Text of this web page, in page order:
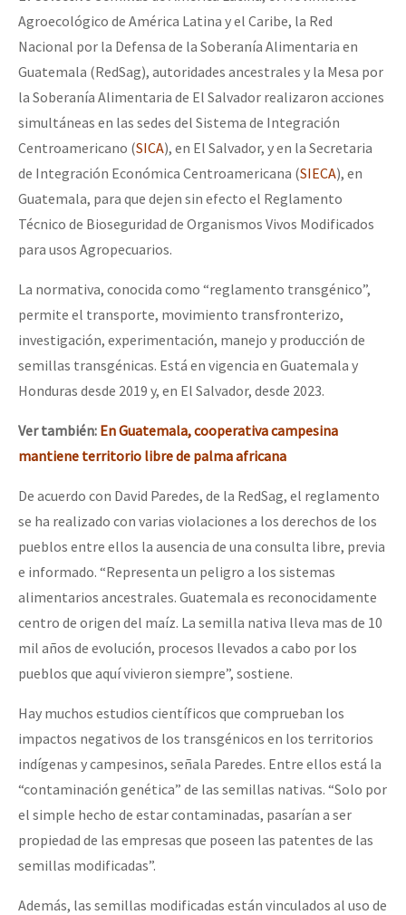
Agroecológico de América Latina y el Caribe, la Red
Nacional por la Defensa de la Soberanía Alimentaria en
Guatemala (RedSag), autoridades ancestrales y la Mesa por
la Soberanía Alimentaria de El Salvador realizaron acciones
simultáneas en las sedes del Sistema de Integración
Centroamericano (SICA), en El Salvador, y en la Secretaria
de Integración Económica Centroamericana (SIECA), en
Guatemala, para que dejen sin efecto el Reglamento
Técnico de Bioseguridad de Organismos Vivos Modificados
para usos Agropecuarios.
La normativa, conocida como “reglamento transgénico”,
permite el transporte, movimiento transfronterizo,
investigación, experimentación, manejo y producción de
semillas transgénicas. Está en vigencia en Guatemala y
Honduras desde 2019 y, en El Salvador, desde 2023.
Ver también: En Guatemala, cooperativa campesina
mantiene territorio libre de palma africana
De acuerdo con David Paredes, de la RedSag, el reglamento
se ha realizado con varias violaciones a los derechos de los
pueblos entre ellos la ausencia de una consulta libre, previa
e informado. “Representa un peligro a los sistemas
alimentarios ancestrales. Guatemala es reconocidamente
centro de origen del maíz. La semilla nativa lleva mas de 10
mil años de evolución, procesos llevados a cabo por los
pueblos que aquí vivieron siempre”, sostiene.
Hay muchos estudios científicos que comprueban los
impactos negativos de los transgénicos en los territorios
indígenas y campesinos, señala Paredes. Entre ellos está la
“contaminación genética” de las semillas nativas. “Solo por
el simple hecho de estar contaminadas, pasarían a ser
propiedad de las empresas que poseen las patentes de las
semillas modificadas”.
Además, las semillas modificadas están vinculados al uso de